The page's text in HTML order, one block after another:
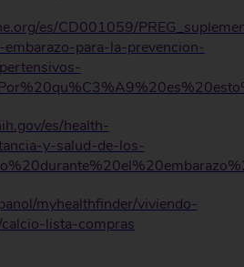
es/CD001059/
para-la-prevencion-
es/health-
y-salud-de-los-
myhealthfinder/viviendo-
lista-compras